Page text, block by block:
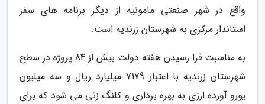
واقع در شهر صنعتی مامونیه از دیگر برنامه های سفر
استاندار مرکزی به شهرستان زرندیه است.
به مناسبت فرا رسیدن هفته دولت بیش از 84 پروژه در سطح
شهرستان زرندیه با اعتبار 7179 میلیارد ریال و سه میلیون
یورو آورده ارزی به بهره برداری و کلنگ زنی می شود که برای